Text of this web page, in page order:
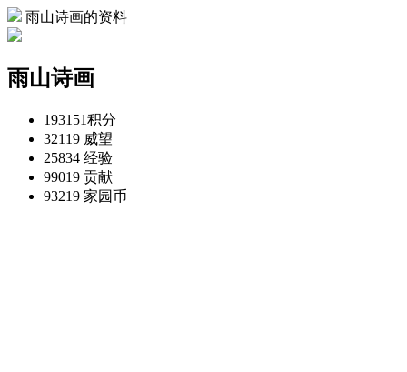
雨山诗画的资料
雨山诗画
193151积分
32119 威望
25834 经验
99019 贡献
93219 家园币